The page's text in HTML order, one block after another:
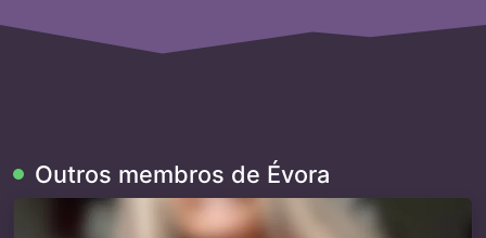
Outros membros de Évora